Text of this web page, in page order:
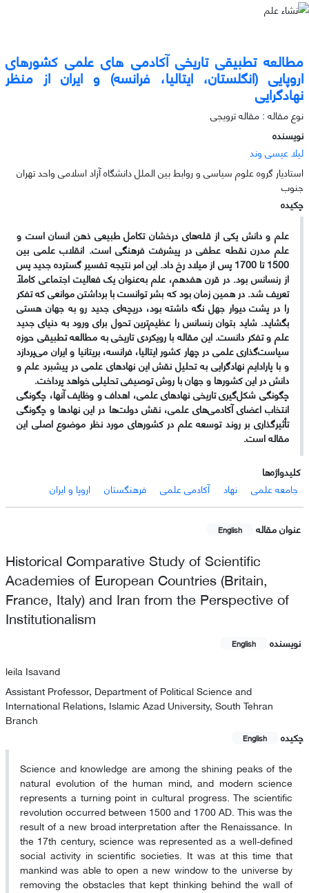
مطالعه تطبیقی تاریخی آکادمی های علمی کشورهای
اروپایی (انگلستان، ایتالیا، فرانسه) و ایران از منظر
نهادگرایی
نوع مقاله : مقاله ترویجی
نویسنده
لیلا عیسی وند
استادیار گروه علوم سیاسی و روابط بین الملل دانشگاه آزاد اسلامی واحد تهران
جنوب
چکیده
علم و دانش یکی از قله‌های درخشان تکامل طبیعی ذهن انسان است و
علم مدرن نقطه عطفی در پیشرفت فرهنگی است. انقلاب علمی بین
1500 تا 1700 پس از میلاد رخ داد. این امر نتیجه تفسیر گسترده جدید پس
از رنسانس بود. در قرن هفدهم، علم به‌عنوان یک فعالیت اجتماعی کاملاً
تعریف شد. در همین زمان بود که بشر توانست با برداشتن موانعی که تفکر
را در پشت دیوار جهل نگه داشته بود، دریچه‌ای جدید رو به جهان هستی
بگشاید. شاید بتوان رنسانس را عظیم‌ترین تحول برای ورود به دنیای جدید
علم و تفکر دانست. این مقاله با رویکردی تاریخی به مطالعه تطبیقی حوزه
سیاست‌گذاری علمی در چهار کشور ایتالیا، فرانسه، بریتانیا و ایران می‌پردازد
و با پارادایم نهادگرایی به تحلیل نقش این نهادهای علمی در پیشبرد علم و
دانش در این کشورها و جهان با روش توصیفی تحلیلی خواهد پرداخت.
چگونگی شکل‌گیری تاریخی نهادهای علمی، اهداف و وظایف آنها، چگونگی
انتخاب اعضای آکادمی‌های علمی، نقش دولت‌ها در این نهادها و چگونگی
تأثیرگذاری بر روند توسعه علم در کشورهای مورد نظر موضوع اصلی این
مقاله است.
کلیدواژه‌ها
جامعه علمی
نهاد آکادمی علمی فرهنگستان اروپا و ایران
عنوان مقاله English
Historical Comparative Study of Scientific
Academies of European Countries (Britain,
France, Italy) and Iran from the Perspective of
Institutionalism
نویسنده English
leila Isavand
Assistant Professor, Department of Political Science and
International Relations, Islamic Azad University, South Tehran
Branch
چکیده
English
Science and knowledge are among the shining peaks of the
natural evolution of the human mind, and modern science
represents a turning point in cultural progress. The scientific
revolution occurred between 1500 and 1700 AD. This was the
result of a new broad interpretation after the Renaissance. In
the 17th century, science was represented as a well-defined
social activity in scientific societies. It was at this time that
mankind was able to open a new window to the universe by
removing the obstacles that kept thinking behind the wall of